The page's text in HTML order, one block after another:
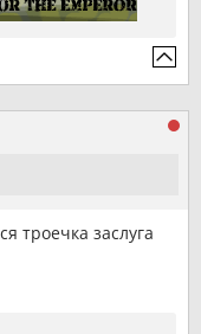
троечка заслуга